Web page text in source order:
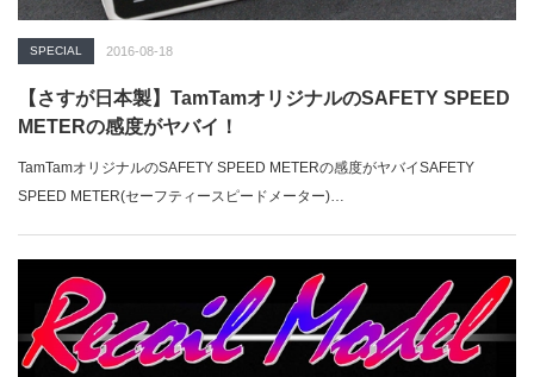
SPECIAL 2016-08-18
【さすが日本製】TamTamオリジナルのSAFETY SPEED
METERの感度がヤバイ！
TamTamオリジナルのSAFETY SPEED METERの感度がヤバイSAFETY
SPEED METER(セーフティースピードメーター)…